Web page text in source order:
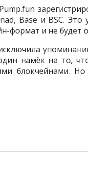
Base и BSC.
формат и не будет
намёк на то,
блокчейнами.